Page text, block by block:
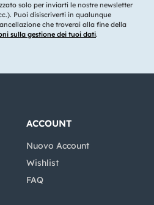
solo per inviarti le nostre newsletter
Puoi disiscriverti in qualunque
che troverai alla fine della
sulla gestione dei tuoi dati.
ACCOUNT
Nuovo Account
Wishlist
FAQ